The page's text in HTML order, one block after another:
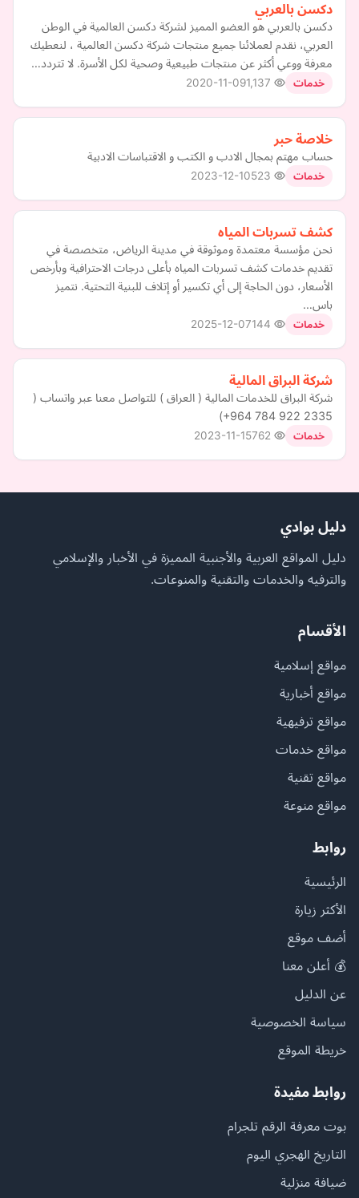
دكسن بالعربي
دكسن بالعربي هو العضو المميز لشركة دكسن العالمية في الوطن
العربي، نقدم لعملائنا جميع منتجات شركة دكسن العالمية ، لنعطيك
معرفة ووعي أكثر عن منتجات طبيعية وصحية لكل الأسرة. لا تتردد…
خدمات 2020-11-09
خلاصة حبر
حساب مهتم بمجال الادب و الكتب و الاقتباسات الادبية
خدمات 2023-12-10
كشف تسربات المياه
نحن مؤسسة معتمدة وموثوقة في مدينة الرياض، متخصصة في
تقديم خدمات كشف تسربات المياه بأعلى درجات الاحترافية وبأرخص
الأسعار، دون الحاجة إلى أي تكسير أو إتلاف للبنية التحتية. نتميز
باس…
خدمات 2025-12-07
شركة البراق المالية
+964 784 922 2335‎‏)
خدمات 2023-11-15
دليل بوادي
دليل المواقع العربية والأجنبية المميزة في الأخبار والإسلامي
والترفيه والخدمات والتقنية والمنوعات.
الأقسام
مواقع إسلامية
مواقع أخبارية
مواقع ترفيهية
مواقع خدمات
مواقع تقنية
مواقع منوعة
روابط
الرئيسية
الأكثر زيارة
أضف موقع
💰 أعلن معنا
عن الدليل
سياسة الخصوصية
خريطة الموقع
روابط مفيدة
بوت معرفة الرقم تلجرام
التاريخ الهجري اليوم
ضيافة منزلية